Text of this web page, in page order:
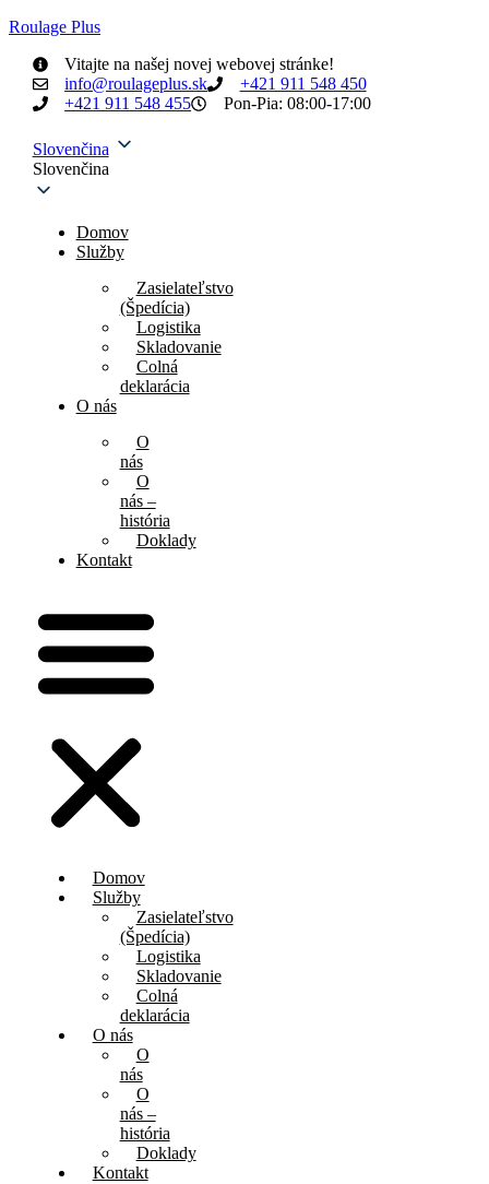
Roulage Plus
Vitajte na našej novej webovej stránke!
info@roulageplus.sk
+421 911 548 450
+421 911 548 455
Pon-Pia: 08:00-17:00
Slovenčina
Slovenčina
Domov
Služby
Zasielateľstvo
(Špedícia)
Logistika
Skladovanie
Colná
deklarácia
O nás
O
nás
O
nás –
história
Doklady
Kontakt
Domov
Služby
Zasielateľstvo
(Špedícia)
Logistika
Skladovanie
Colná
deklarácia
O nás
O
nás
O
nás –
história
Doklady
Kontakt